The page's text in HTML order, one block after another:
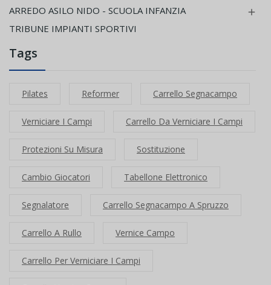
ARREDO ASILO NIDO - SCUOLA INFANZIA 
TRIBUNE IMPIANTI SPORTIVI
Tags
Pilates Reformer Carrello Segnacampo
Verniciare I Campi Carrello Da Verniciare I Campi
Protezioni Su Misura Sostituzione
Cambio Giocatori Tabellone Elettronico
Segnalatore Carrello Segnacampo A Spruzzo
Carrello A Rullo Vernice Campo
Carrello Per Verniciare I Campi